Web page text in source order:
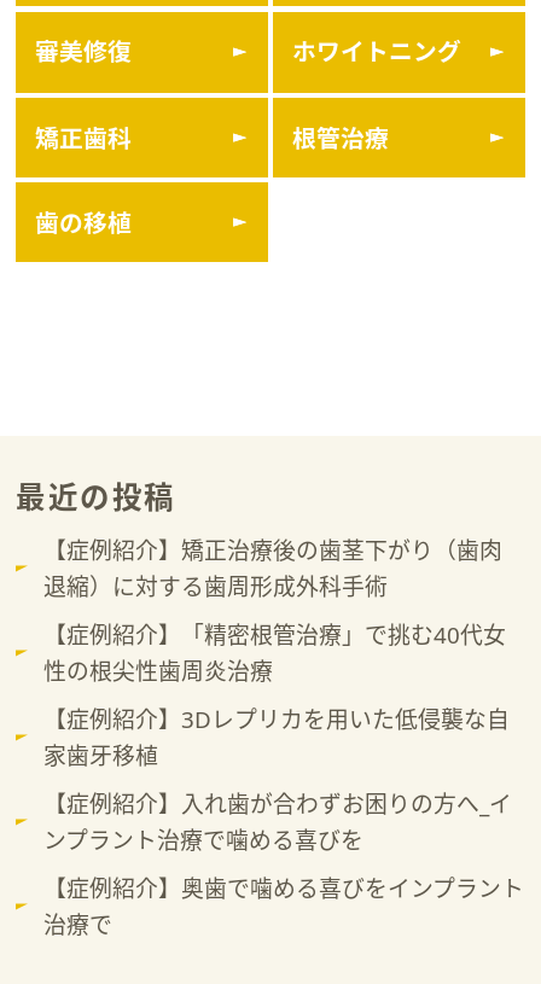
審美修復 ホワイトニング
矯正歯科 根管治療
歯の移植
最近の投稿
【症例紹介】矯正治療後の歯茎下がり（歯肉
退縮）に対する歯周形成外科手術
【症例紹介】「精密根管治療」で挑む40代女
性の根尖性歯周炎治療
【症例紹介】3Dレプリカを用いた低侵襲な自
家歯牙移植
【症例紹介】入れ歯が合わずお困りの方へ_イ
ンプラント治療で噛める喜びを
【症例紹介】奥歯で噛める喜びをインプラント
治療で